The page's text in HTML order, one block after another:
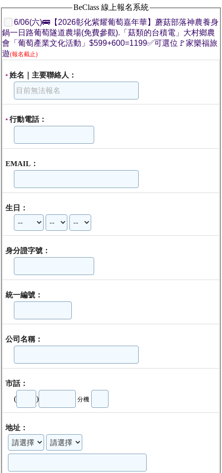
BeClass 線上報名系統
6/06(六)🚌【2026彰化紫耀葡萄嘉年華】蘑菇部落神農養身
鍋一日路葡萄隧道農場(免費參觀).「菇類的台積電」大村鄉農
會「葡萄產業文化活動」$599+600=1199✅可選位🚩家樂福旅
遊(報名截止)
*姓名｜主要聯絡人：
*行動電話：
EMAIL：
生日：
身分證字號：
統一編號：
公司名稱：
市話：
( ) 分機
地址：